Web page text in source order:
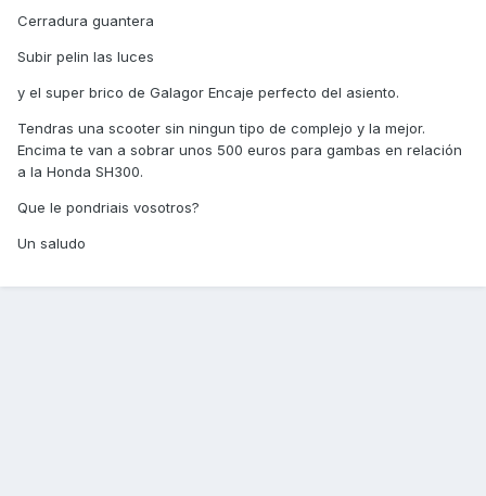
Cerradura guantera
Subir pelin las luces
y el super brico de Galagor Encaje perfecto del asiento.
Tendras una scooter sin ningun tipo de complejo y la mejor.
Encima te van a sobrar unos 500 euros para gambas en relación
a la Honda SH300.
Que le pondriais vosotros?
Un saludo